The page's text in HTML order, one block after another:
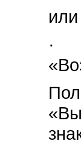
или
·